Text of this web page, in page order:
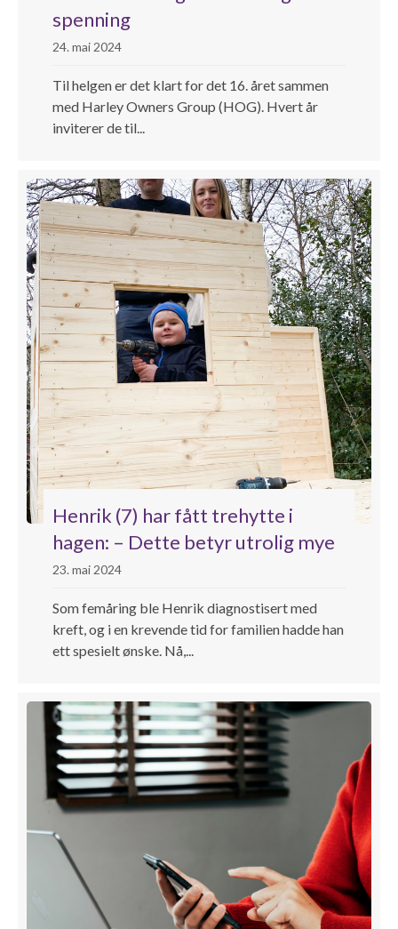
spenning
24. mai 2024
Til helgen er det klart for det 16. året sammen
med Harley Owners Group (HOG). Hvert år
inviterer de til...
Henrik (7) har fått trehytte i
hagen: – Dette betyr utrolig mye
23. mai 2024
Som femåring ble Henrik diagnostisert med
kreft, og i en krevende tid for familien hadde han
ett spesielt ønske. Nå,...